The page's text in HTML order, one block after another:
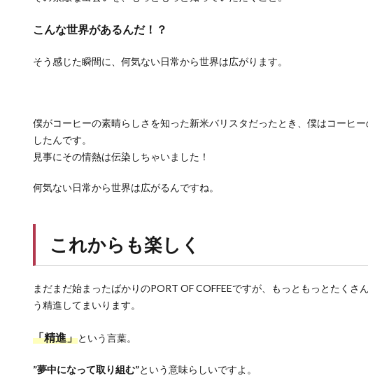
こんな世界があるんだ！？
そう感じた瞬間に、何気ない日常から世界は広がります。
僕がコーヒーの素晴らしさを知った新米バリスタだったとき、僕はコーヒ
したんです。
見事にその情熱は伝染しちゃいました！
何気ない日常から世界は広がるんですね。
これからも楽しく
まだまだ始まったばかりのPORT OF COFFEEですが、もっともっとたく
う精進してまいります。
「精進」という言葉。
”夢中になって取り組む”という意味らしいですよ。